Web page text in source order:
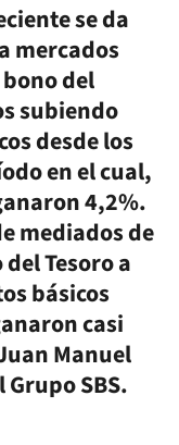
se da
mercados
del
subiendo
desde los
en el cual,
4,2%.
mediados de
Tesoro a
básicos
casi
Manuel
SBS.